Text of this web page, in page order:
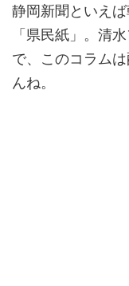
静岡新聞といえ
「県民紙」。清
で、このコラム
んね。